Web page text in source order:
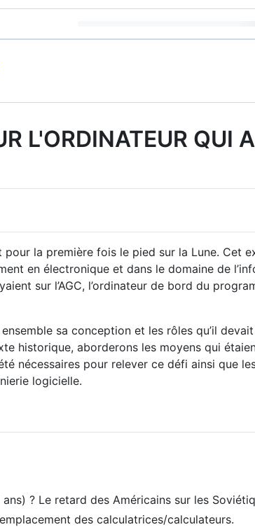
L'ORDINATEUR QUI
pour la première fois le pied sur la Lune. Cet
en électronique et dans le domaine de
sur l’AGC, l’ordinateur de bord du
sa conception et les rôles qu’il devait
historique, aborderons les moyens qui
nécessaires pour relever ce défi ainsi que
logicielle.
? Le retard des Américains sur les
des calculatrices/calculateurs.